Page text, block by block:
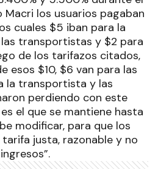
los usuarios pagaban
cuales $5 iban para la
transportistas y $2 para
de los tarifazos citados,
esos $10, $6 van para las
la transportista y las
perdiendo con este
el que se mantiene hasta
modificar, para que los
justa, razonable y no